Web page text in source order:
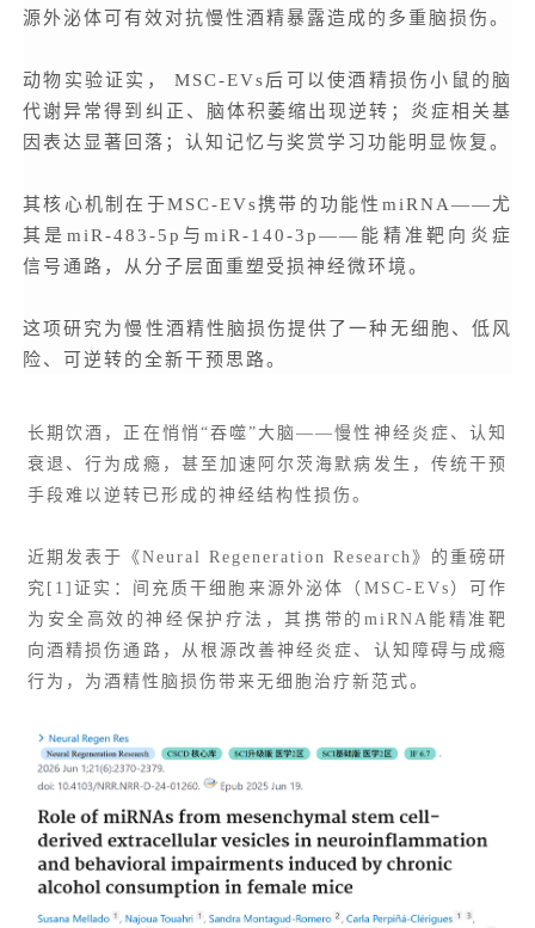
源外泌体可有效对抗慢性酒精暴露造成的多重脑损伤。
动物实验证实， MSC-EVs后可以使酒精损伤小鼠的脑
代谢异常得到纠正、脑体积萎缩出现逆转；炎症相关基
因表达显著回落；认知记忆与奖赏学习功能明显恢复。
其核心机制在于MSC-EVs携带的功能性miRNA——尤
其是miR-483-5p与miR-140-3p——能精准靶向炎症
信号通路，从分子层面重塑受损神经微环境。
这项研究为慢性酒精性脑损伤提供了一种无细胞、低风
险、可逆转的全新干预思路。
长期饮酒，正在悄悄“吞噬”大脑——慢性神经炎症、认知
衰退、行为成瘾，甚至加速阿尔茨海默病发生，传统干预
手段难以逆转已形成的神经结构性损伤。
近期发表于《Neural Regeneration Research》的重磅研
究[1]证实：间充质干细胞来源外泌体（MSC-EVs）可作
为安全高效的神经保护疗法，其携带的miRNA能精准靶
向酒精损伤通路，从根源改善神经炎症、认知障碍与成瘾
行为，为酒精性脑损伤带来无细胞治疗新范式。